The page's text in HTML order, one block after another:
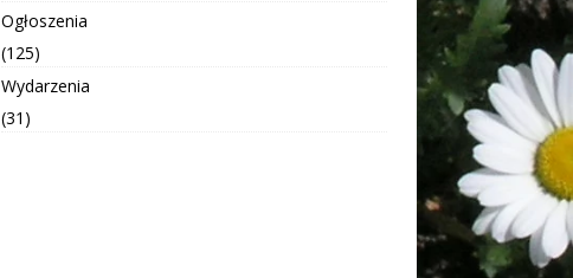
Ogłoszenia
(125)
Wydarzenia
(31)